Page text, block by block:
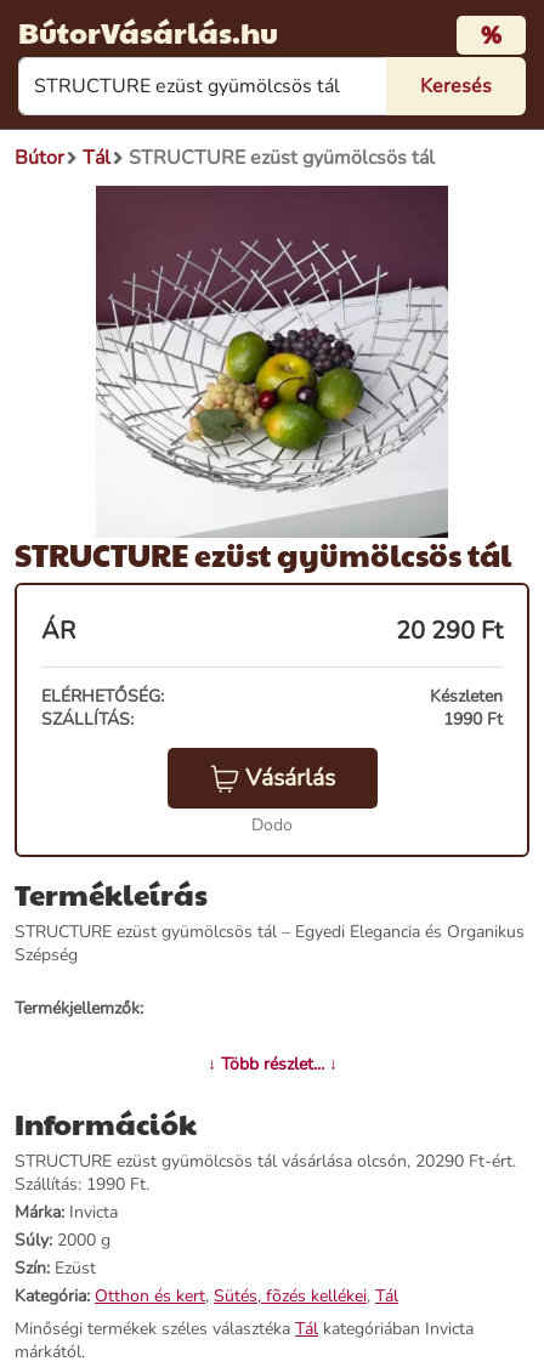
BútorVásárlás.hu %
Bútor Tál STRUCTURE ezüst gyümölcsös tál
STRUCTURE ezüst gyümölcsös tál
ÁR 20 290 Ft
ELÉRHETŐSÉG:
Készleten
SZÁLLÍTÁS:
1990 Ft
Vásárlás
Dodo
Termékleírás
STRUCTURE ezüst gyümölcsös tál – Egyedi Elegancia és Organikus
Szépség
Termékjellemzők:
STRUCTURE ezüst gyümölcsös tál
Kategória:Tál
Tömeg:2000 g
Szín:Ezüst
Szállítási díj:
Előnyök:
Organikus Hatás:A STRUCTURE tál modern dizájnja organikus
hatást kelt, a faágakhoz hasonló formájával és légiességével.
Univerzális Dekoráció:
↓ Több részlet... ↓
Információk
STRUCTURE ezüst gyümölcsös tál vásárlása olcsón, 20290 Ft-ért.
Szállítás: 1990 Ft.
Márka: Invicta
Súly: 2000 g
Szín: Ezüst
Kategória: Otthon és kert, Sütés, fõzés kellékei, Tál
Minőségi termékek széles választéka Tál kategóriában Invicta
márkától.